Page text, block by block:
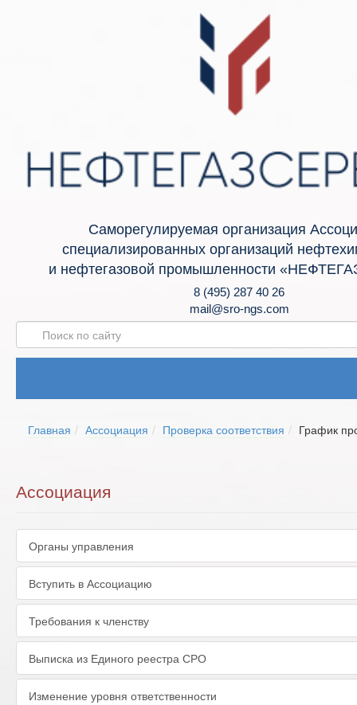
Саморегулируемая организация
специализированных организаций
и нефтегазовой промышленности
8 (495) 287 40 26
mail@sro-ngs.com
Главная Ассоциация Проверка соответствия График
Ассоциация
Органы управления
Вступить в Ассоциацию
Требования к членству
Выписка из Единого реестра СРО
Изменение уровня ответственности